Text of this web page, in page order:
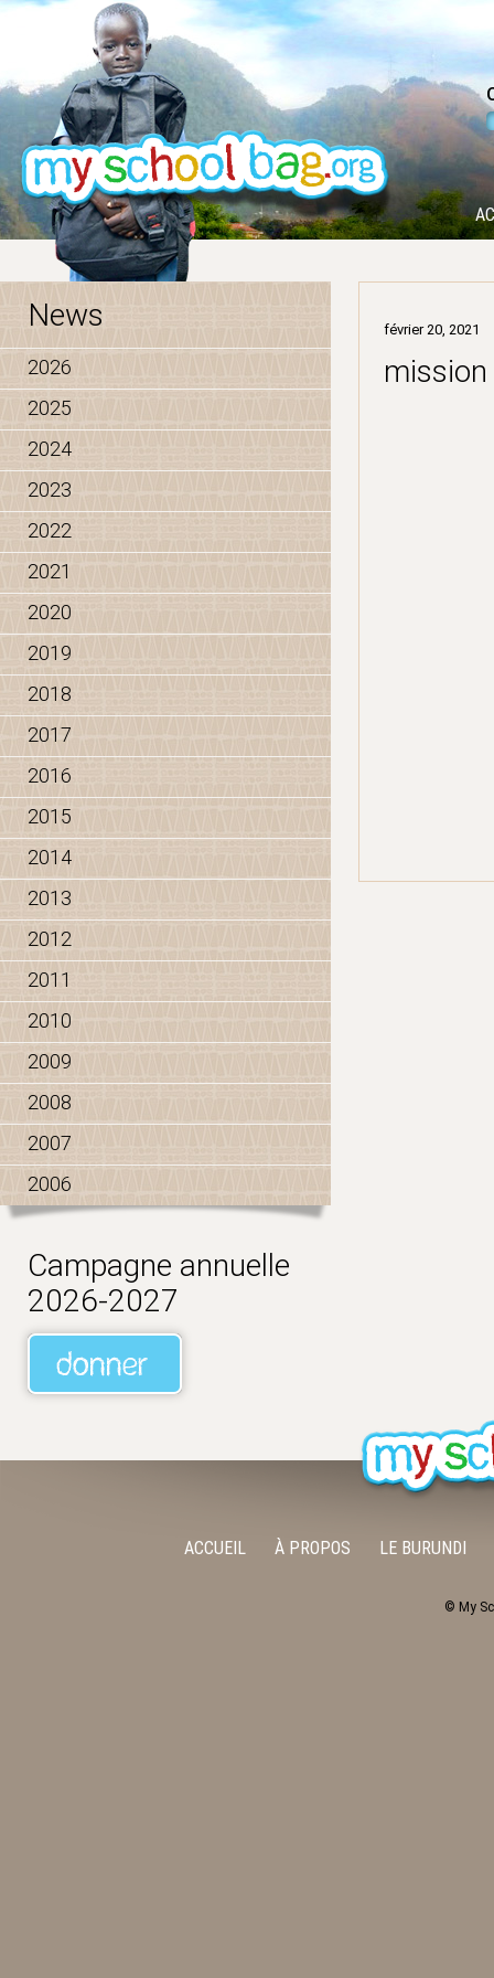
News
2026
2025
2024
2023
2022
2021
2020
2019
2018
2017
2016
2015
2014
2013
2012
2011
2010
2009
2008
2007
2006
Campagne annuelle
2026-2027
février 20, 2021
ACCUEIL À PROPOS LE BURUNDI
© My